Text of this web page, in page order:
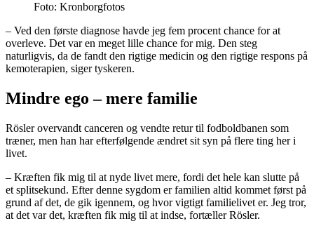
Foto: Kronborgfotos
– Ved den første diagnose havde jeg fem procent chance for at
overleve. Det var en meget lille chance for mig. Den steg
naturligvis, da de fandt den rigtige medicin og den rigtige respons på
kemoterapien, siger tyskeren.
Mindre ego – mere familie
Rösler overvandt canceren og vendte retur til fodboldbanen som
træner, men han har efterfølgende ændret sit syn på flere ting her i
livet.
– Kræften fik mig til at nyde livet mere, fordi det hele kan slutte på
et splitsekund. Efter denne sygdom er familien altid kommet først på
grund af det, de gik igennem, og hvor vigtigt familielivet er. Jeg tror,
at det var det, kræften fik mig til at indse, fortæller Rösler.